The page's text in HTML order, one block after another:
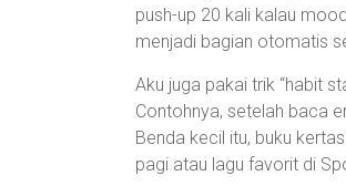
push-up 20 kali kalau
menjadi bagian otomatis
Aku juga pakai trik “habit
Contohnya, setelah baca
Benda kecil itu, buku
pagi atau lagu favorit di